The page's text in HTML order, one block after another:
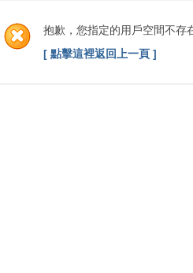
抱歉，您指定的用戶空間不存
[ 點擊這裡返回上一頁 ]